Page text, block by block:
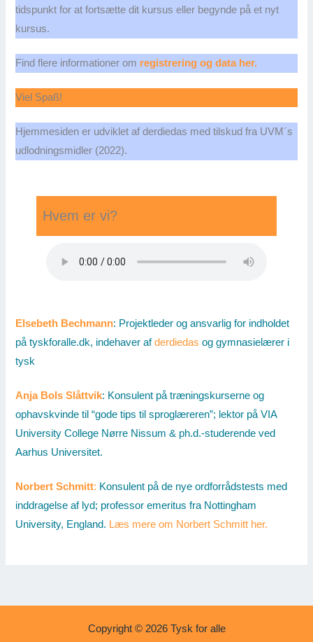
tidspunkt for at fortsætte dit kursus eller begynde på et nyt
kursus.
Find flere informationer om registrering og data her.
Viel Spaß!
Hjemmesiden er udviklet af derdiedas med tilskud fra UVM´s
udlodningsmidler (2022).
Hvem er vi?
Elsebeth Bechmann: Projektleder og ansvarlig for indholdet
på tyskforalle.dk, indehaver afderdiedas og gymnasielærer i
tysk
Anja Bols Slåttvik: Konsulent på træningskurserne og
ophavskvinde til “gode tips til sproglæreren”; lektor på VIA
University College Nørre Nissum & ph.d.-studerende ved
Aarhus Universitet.
Norbert Schmitt: Konsulent på de nye ordforrådstests med
inddragelse af lyd; professor emeritus fra Nottingham
University, England. Læs mere om Norbert Schmitt her.
Copyright © 2026 Tysk for alle